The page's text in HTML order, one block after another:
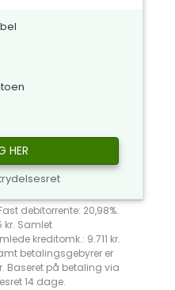
HER
debitorrente: 20,98%.
kr. Samlet
kreditomk.: 9.711 kr.
betalingsgebyrer er
Baseret på betaling via
14 dage.